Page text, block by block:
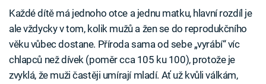
Každé dítě má jednoho otce a jednu matku, hlavní rozdíl je
ale vždycky v tom, kolik mužů a žen se do reprodukčního
věku vůbec dostane. Příroda sama od sebe „vyrábí“ víc
chlapců než dívek (poměr cca 105 ku 100), protože je
zvyklá, že muži častěji umírají mladí. Ať už kvůli válkám,